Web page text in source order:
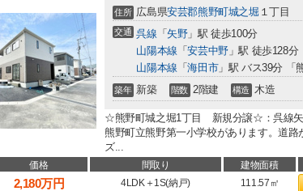
住所 広島県安芸郡熊野町城之堀 １丁目
交通 呉線 「 矢野」駅 徒歩100分
山陽本線 「安芸中野」駅 徒歩128分
山陽本線 「海田市」駅 バス39分 「
築年 新築 階数 2階建 構造 木造
☆熊野町城之堀1丁目 新規分譲☆：呉線矢
熊野町立熊野第一小学校があります。道
ズ...
価格 間取り 建物面積
2,180万円 4LDK＋1S(納戸) 111.57㎡